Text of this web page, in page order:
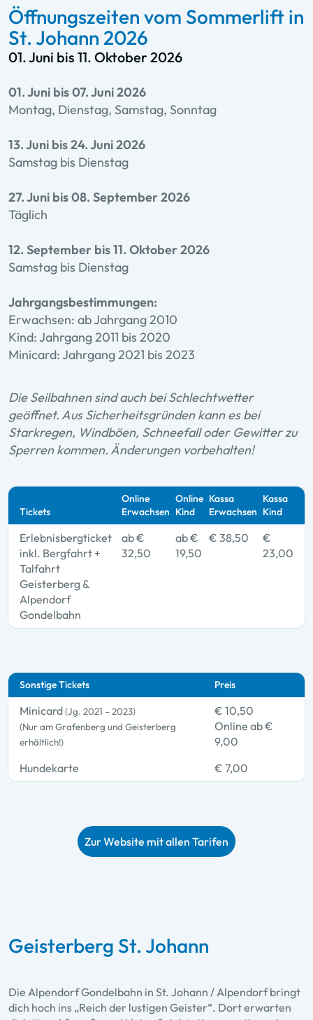
Öffnungszeiten vom Sommerlift in
St. Johann 2026
01. Juni bis 11. Oktober 2026
01. Juni bis 07. Juni 2026
Montag, Dienstag, Samstag, Sonntag
13. Juni bis 24. Juni 2026
Samstag bis Dienstag
27. Juni bis 08. September 2026
Täglich
12. September bis 11. Oktober 2026
Samstag bis Dienstag
Jahrgangsbestimmungen:
Erwachsen: ab Jahrgang 2010
Kind: Jahrgang 2011 bis 2020
Minicard: Jahrgang 2021 bis 2023
Die Seilbahnen sind auch bei Schlechtwetter
geöffnet. Aus Sicherheitsgründen kann es bei
Starkregen, Windböen, Schneefall oder Gewitter zu
Sperren kommen. Änderungen vorbehalten!
Tickets
Online
Erwachsen
Online
Kind
Kassa
Erwachsen
Kassa
Kind
Erlebnisbergticket
inkl. Bergfahrt +
Talfahrt
Geisterberg &
Alpendorf
Gondelbahn
ab €
32,50
ab €
19,50
€ 38,50
€
23,00
Sonstige Tickets Preis
Minicard(Jg. 2021 – 2023)
(Nur am Grafenberg und Geisterberg
erhältlich!)
€ 10,50
Online ab €
9,00
Hundekarte
€ 7,00
Zur Website mit allen Tarifen
Geisterberg St. Johann
Die Alpendorf Gondelbahn in St. Johann / Alpendorf bringt
dich hoch ins „Reich der lustigen Geister“. Dort erwarten